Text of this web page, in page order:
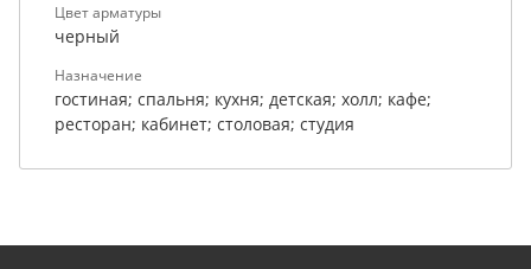
Цвет арматуры
черный
Назначение
гостиная; спальня; кухня; детская; холл; кафе;
ресторан; кабинет; столовая; студия